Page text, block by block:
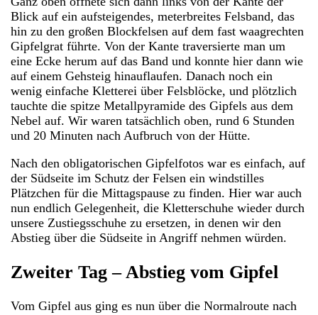
Blick auf ein aufsteigendes, meterbreites Felsband, das
hin zu den großen Blockfelsen auf dem fast waagrechten
Gipfelgrat führte. Von der Kante traversierte man um
eine Ecke herum auf das Band und konnte hier dann wie
auf einem Gehsteig hinauflaufen. Danach noch ein
wenig einfache Kletterei über Felsblöcke, und plötzlich
tauchte die spitze Metallpyramide des Gipfels aus dem
Nebel auf. Wir waren tatsächlich oben, rund 6 Stunden
und 20 Minuten nach Aufbruch von der Hütte.
Nach den obligatorischen Gipfelfotos war es einfach, auf
der Südseite im Schutz der Felsen ein windstilles
Plätzchen für die Mittagspause zu finden. Hier war auch
nun endlich Gelegenheit, die Kletterschuhe wieder durch
unsere Zustiegsschuhe zu ersetzen, in denen wir den
Abstieg über die Südseite in Angriff nehmen würden.
Zweiter Tag – Abstieg vom Gipfel
Vom Gipfel aus ging es nun über die Normalroute nach